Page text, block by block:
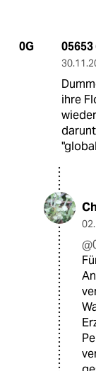
0G
ihre